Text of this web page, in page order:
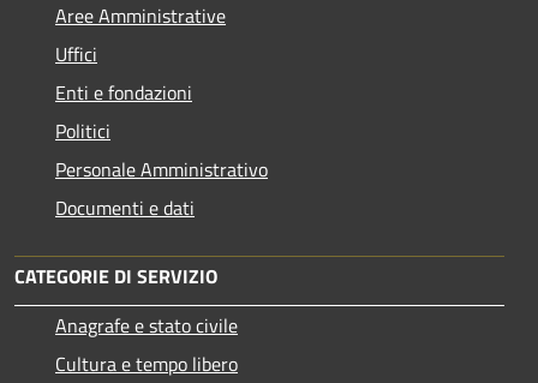
Aree Amministrative
Uffici
Enti e fondazioni
Politici
Personale Amministrativo
Documenti e dati
CATEGORIE DI SERVIZIO
Anagrafe e stato civile
Cultura e tempo libero